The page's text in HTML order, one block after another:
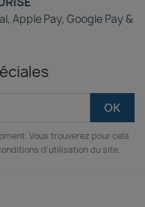
Apple Pay, Google Pay &
Vous trouverez pour cela
d'utilisation du site.